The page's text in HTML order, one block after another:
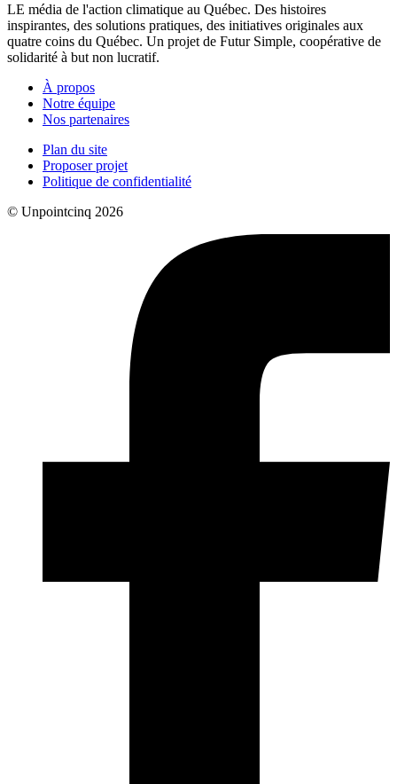
LE média de l'action climatique au Québec. Des histoires
inspirantes, des solutions pratiques, des initiatives originales aux
quatre coins du Québec. Un projet de Futur Simple, coopérative de
solidarité à but non lucratif.
À propos
Notre équipe
Nos partenaires
Plan du site
Proposer projet
Politique de confidentialité
© Unpointcinq 2026